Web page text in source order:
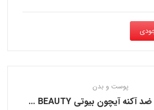
پوست و بدن
ماسک سیاه ضد آکنه آیچون بیوتی AICHUN BEAUTY